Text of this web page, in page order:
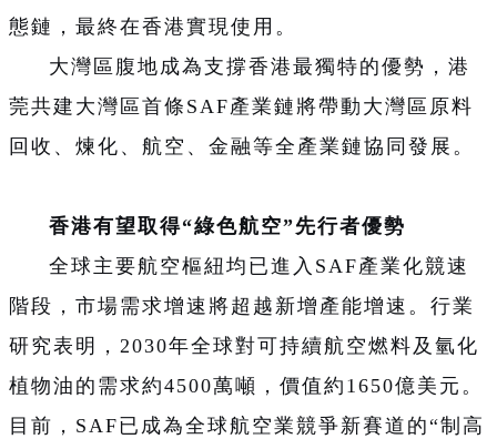
態鏈，最終在香港實現使用。
大灣區腹地成為支撐香港最獨特的優勢，港
莞共建大灣區首條SAF產業鏈將帶動大灣區原料
回收、煉化、航空、金融等全產業鏈協同發展。
香港有望取得“綠色航空”先行者優勢
全球主要航空樞紐均已進入SAF產業化競速
階段，市場需求增速將超越新增產能增速。行業
研究表明，2030年全球對可持續航空燃料及氫化
植物油的需求約4500萬噸，價值約1650億美元。
目前，SAF已成為全球航空業競爭新賽道的“制高